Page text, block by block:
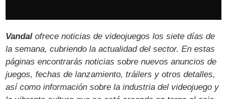
Vandal ofrece noticias de videojuegos los siete días de
la semana, cubriendo la actualidad del sector. En estas
páginas encontrarás noticias sobre nuevos anuncios de
juegos, fechas de lanzamiento, tráilers y otros detalles,
así como información sobre la industria del videojuego y